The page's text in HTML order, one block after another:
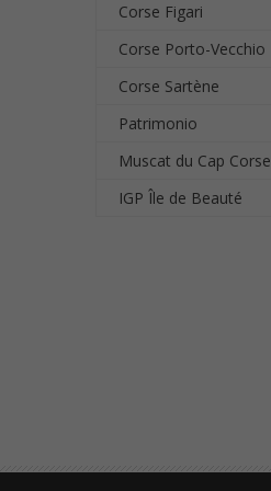
Corse Figari
Corse Porto-Vecchio
Corse Sartène
Patrimonio
Muscat du Cap Corse
IGP Île de Beauté